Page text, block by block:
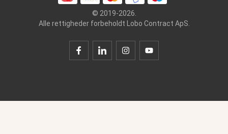
© 2019-2026.
Alle rettigheder forbeholdt Lobo Contract ApS.